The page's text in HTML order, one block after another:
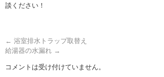
談ください！
← 浴室排水トラップ取替え
給湯器の水漏れ →
コメントは受け付けていません。